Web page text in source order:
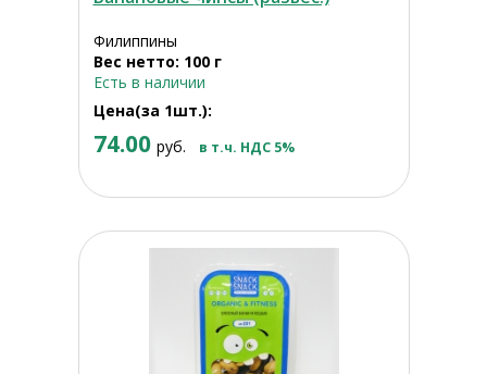
Филиппины
Вес нетто: 100 г
Есть в наличии
Цена(за 1шт.):
74.00 руб. в т.ч. НДС 5%